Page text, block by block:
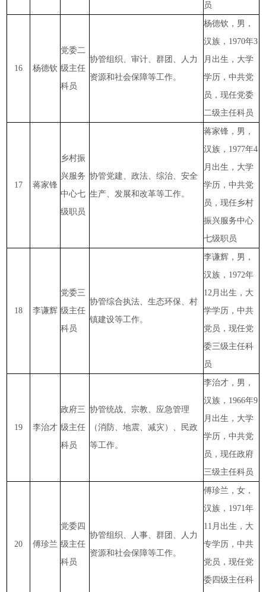
员
16 杨德钦
党委二
级主任
科员
协管组织、审计、群团、人力
资源和社会保障等工作。
杨德钦，男，
汉族，1970年3
月出生，大学
学历，中共党
员，现任党委
二级主任科员
17 蒋家锋
乡村振
兴服务
中心七
级职员
协管党建、政法、综治、安全
生产、发展和改革等工作。
蒋家锋，男，
汉族，1977年4
月出生，大学
学历，中共党
员，现任乡村
振兴服务中心
七级职员
18 李谦辉
党委三
级主任
科员
协管综合执法、生态环保、村
镇建设等工作。
李谦辉，男，
汉族，1972年
12月出生，大
学学历，中共
党员，现任党
委三级主任科
员
19 李治才
政府三
级主任
科员
协管统战、宗教、应急管理
（消防、地震、减灾）、民政
等工作。
李治才，男，
汉族，1966年9
月出生，大学
学历，中共党
员，现任政府
三级主任科员
20 傅珍兰
党委四
级主任
科员
协管组织、人事、群团、人力
资源和社会保障等工作。
傅珍兰，女，
汉族，1971年
11月出生，大
专学历，中共
党员，现任党
委四级主任科